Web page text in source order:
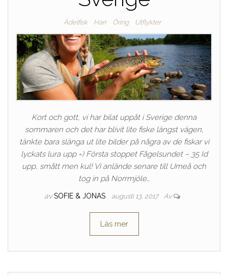
Ädelfisk Harr Öring Utflykter
Kort och gott, vi har bilat uppåt i Sverige denna
sommaren och det har blivit lite fiske längst vägen,
tänkte bara slänga ut lite bilder på några av de fiskar vi
lyckats lura upp =) Första stoppet Fågelsundet – 35 Id
upp, smått men kul! Vi anlände senare till Umeå och
tog in på Norrmjöle…
av SOFIE & JONAS augusti 13, 2017 Av
Läs mer